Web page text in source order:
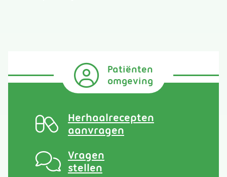
Patiënten
omgeving
Herhaalrecepten
aanvragen
Vragen
stellen